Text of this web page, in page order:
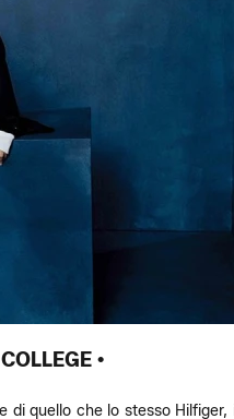
•
quello che lo stesso